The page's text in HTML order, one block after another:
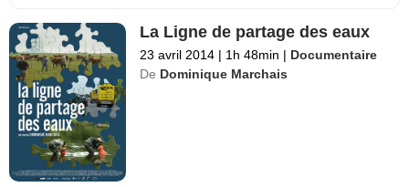
La Ligne de partage des eaux
23 avril 2014 | 1h 48min | Documentaire
De Dominique Marchais